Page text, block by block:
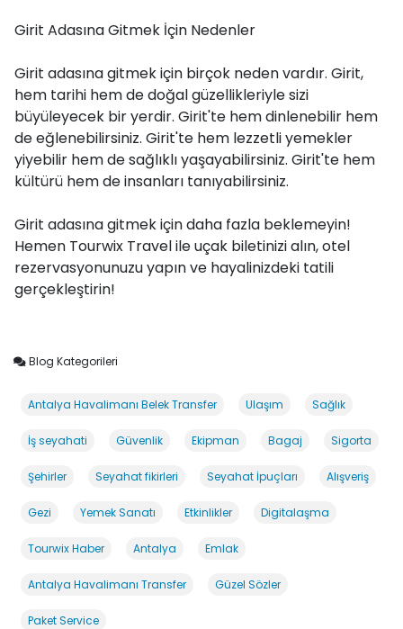
Girit Adasına Gitmek İçin Nedenler
Girit adasına gitmek için birçok neden vardır. Girit,
hem tarihi hem de doğal güzellikleriyle sizi
büyüleyecek bir yerdir. Girit'te hem dinlenebilir hem
de eğlenebilirsiniz. Girit'te hem lezzetli yemekler
yiyebilir hem de sağlıklı yaşayabilirsiniz. Girit'te hem
kültürü hem de insanları tanıyabilirsiniz.
Girit adasına gitmek için daha fazla beklemeyin!
Hemen Tourwix Travel ile uçak biletinizi alın, otel
rezervasyonunuzu yapın ve hayalinizdeki tatili
gerçekleştirin!
Blog Kategorileri
Antalya Havalimanı Belek Transfer Ulaşım Sağlık
İş seyahati Güvenlik Ekipman Bagaj Sigorta
Şehirler Seyahat fikirleri Seyahat İpuçları Alışveriş
Gezi Yemek Sanatı Etkinlikler Digitalaşma
Tourwix Haber Antalya Emlak
Antalya Havalimanı Transfer Güzel Sözler
Paket Service